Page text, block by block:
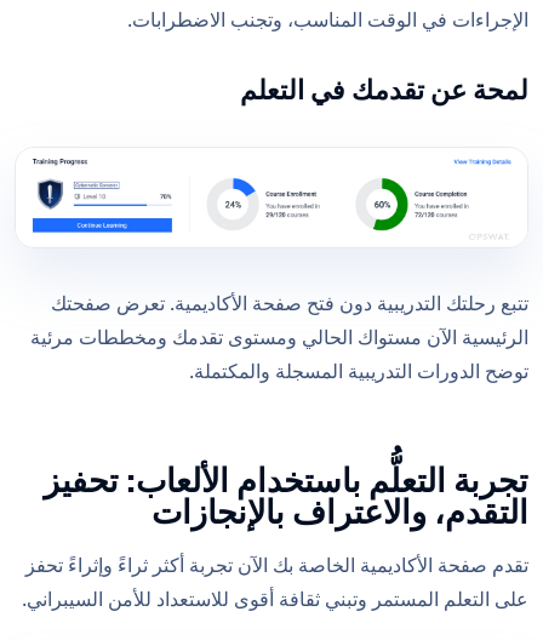
الإجراءات في الوقت المناسب، وتجنب الاضطرابات.
لمحة عن تقدمك في التعلم
تتبع رحلتك التدريبية دون فتح صفحة الأكاديمية. تعرض صفحتك
الرئيسية الآن مستواك الحالي ومستوى تقدمك ومخططات مرئية
توضح الدورات التدريبية المسجلة والمكتملة.
تجربة التعلُّم باستخدام الألعاب: تحفيز
التقدم، والاعتراف بالإنجازات
تقدم صفحة الأكاديمية الخاصة بك الآن تجربة أكثر ثراءً وإثراءً تحفز
على التعلم المستمر وتبني ثقافة أقوى للاستعداد للأمن السيبراني.